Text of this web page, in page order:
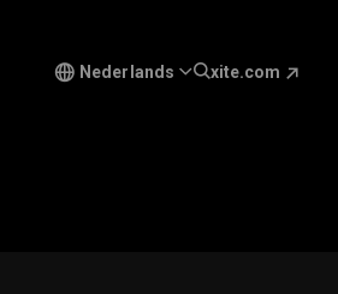
Nederlands xite.com